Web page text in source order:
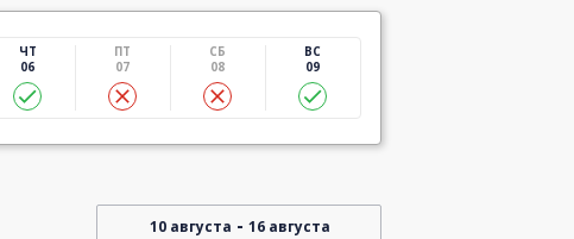
ЧТ
06
ПТ
07
СБ
08
ВС
09
10 августа - 16 августа